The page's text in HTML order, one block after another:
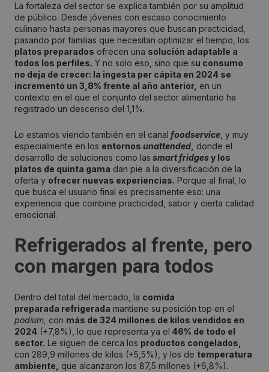
La fortaleza del sector se explica también por su amplitud
de público. Desde jóvenes con escaso conocimiento
culinario hasta personas mayores que buscan practicidad,
pasando por familias que necesitan optimizar el tiempo, los
platos preparados ofrecen una solución adaptable a
todos los perfiles. Y no solo eso, sino que su consumo
no deja de crecer: la ingesta per cápita en 2024 se
incrementó un 3,8% frente al año anterior, en un
contexto en el que el conjunto del sector alimentario ha
registrado un descenso del 1,1%.
Lo estamos viendo también en el canal foodservice , y muy
especialmente en los entornos unattended donde el
desarrollo de soluciones como las smart fridges y los
platos de quinta gama dan pie a la diversificación de la
oferta y ofrecer nuevas experiencias. Porque al final, lo
que busca el usuario final es precisamente eso: una
experiencia que combine practicidad, sabor y cierta calidad
emocional.
Refrigerados al frente, pero
con margen para todos
Dentro del total del mercado, la comida
preparada refrigerada mantiene su posición top en el
podium, con más de 324 millones de kilos vendidos en
2024 (+7,8%), lo que representa ya el 46% de todo el
sector. Le siguen de cerca los productos congelados,
con 289,9 millones de kilos (+5,5%), y los de temperatura
ambiente,
que alcanzaron los 87,5 millones (+6,8%).